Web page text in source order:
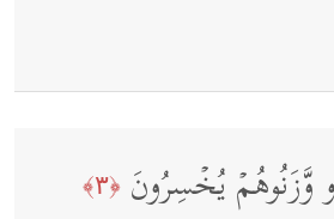
وَّزَنُوهُمۡ یُخۡسِرُونَ ﴿٣﴾